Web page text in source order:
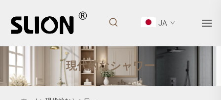
JA
現代的なシャワー